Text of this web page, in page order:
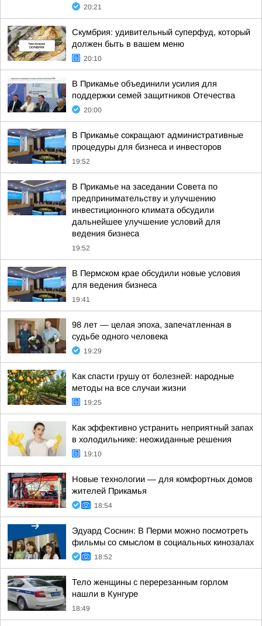
20:21
Скумбрия: удивительный суперфуд, который
должен быть в вашем меню
20:10
В Прикамье объединили усилия для
поддержки семей защитников Отечества
20:00
В Прикамье сокращают административные
процедуры для бизнеса и инвесторов
19:52
В Прикамье на заседании Совета по
предпринимательству и улучшению
инвестиционного климата обсудили
дальнейшее улучшение условий для
ведения бизнеса
19:52
В Пермском крае обсудили новые условия
для ведения бизнеса
19:41
98 лет — целая эпоха, запечатленная в
судьбе одного человека
19:29
Как спасти грушу от болезней: народные
методы на все случаи жизни
19:25
Как эффективно устранить неприятный запах
в холодильнике: неожиданные решения
19:10
Новые технологии — для комфортных домов
жителей Прикамья
18:54
Эдуард Соснин: В Перми можно посмотреть
фильмы со смыслом в социальных кинозалах
18:52
Тело женщины с перерезанным горлом
нашли в Кунгуре
18:49